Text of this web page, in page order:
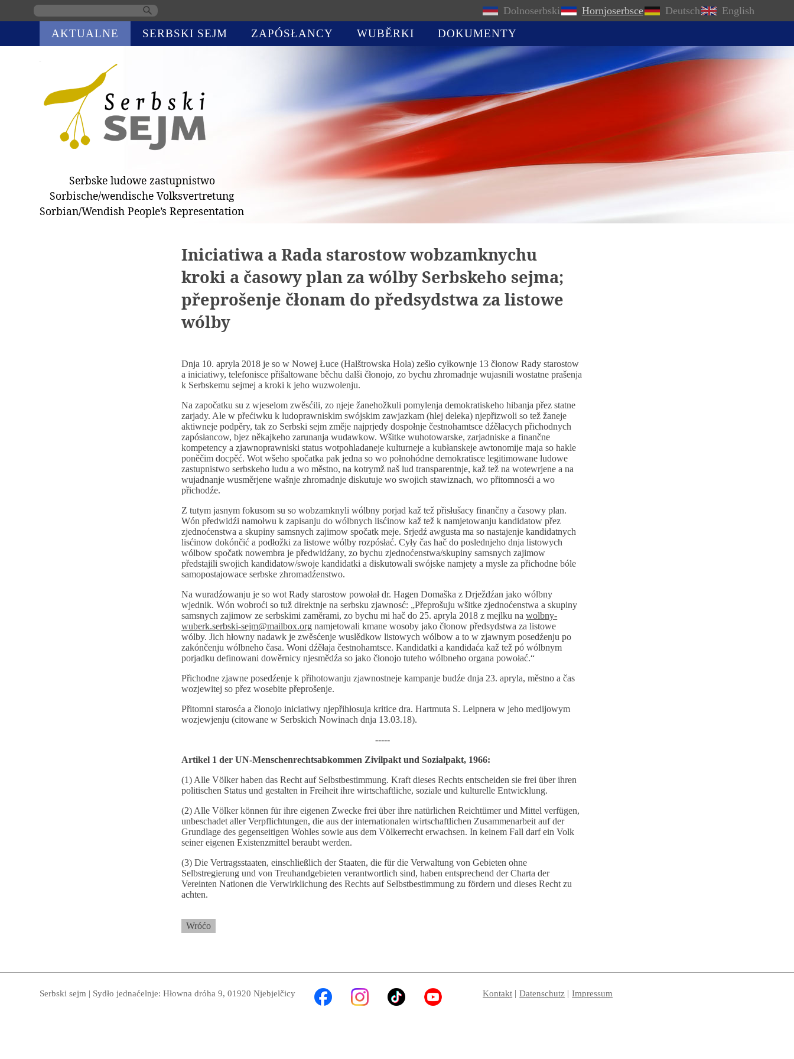
Dolnoserbski Hornjoserbsce Deutsch English
navigation
AKTUALNE SERBSKI SEJM ZAPÓSŁANCY WUBĚRKI DOKUMENTY
Serbske ludowe zastupnistwo
Sorbische/wendische Volksvertretung
Sorbian/Wendish People’s Representation
Iniciatiwa a Rada starostow wobzamknychu
kroki a časowy plan za wólby Serbskeho sejma;
přeprošenje čłonam do předsydstwa za listowe
wólby
Dnja 10. apryla 2018 je so w Nowej Łuce (Halštrowska Hola) zešło cyłkownje 13 čłonow Rady starostow
a iniciatiwy, telefonisce přišaltowane běchu dalši čłonojo, zo bychu zhromadnje wujasnili wostatne prašenja
k Serbskemu sejmej a kroki k jeho wuzwolenju.
Na započatku su z wjeselom zwěsćili, zo njeje žanehožkuli pomylenja demokratiskeho hibanja přez statne
zarjady. Ale w přećiwku k ludoprawniskim swójskim zawjazkam (hlej deleka) njepřizwoli so tež žaneje
aktiwneje podpěry, tak zo Serbski sejm změje najprjedy dospołnje čestnohamtsce dźěłacych přichodnych
zapósłancow, bjez někajkeho zarunanja wudawkow. Wšitke wuhotowarske, zarjadniske a finančne
kompetency a zjawnoprawniski status wotpohladaneje kulturneje a kubłanskeje awtonomije maja so hakle
poněčim docpěć. Wot wšeho spočatka pak jedna so wo połnohódne demokratisce legitimowane ludowe
zastupnistwo serbskeho ludu a wo městno, na kotrymž naš lud transparentnje, kaž tež na wotewrjene a na
wujadnanje wusměrjene wašnje zhromadnje diskutuje wo swojich stawiznach, wo přitomnosći a wo
přichodźe.
Z tutym jasnym fokusom su so wobzamknyli wólbny porjad kaž tež přisłušacy finančny a časowy plan.
Wón předwidźi namołwu k zapisanju do wólbnych lisćinow kaž tež k namjetowanju kandidatow přez
zjednoćenstwa a skupiny samsnych zajimow spočatk meje. Srjedź awgusta ma so nastajenje kandidatnych
lisćinow dokónčić a podłožki za listowe wólby rozpósłać. Cyły čas hač do poslednjeho dnja listowych
wólbow spočatk nowembra je předwidźany, zo bychu zjednoćenstwa/skupiny samsnych zajimow
předstajili swojich kandidatow/swoje kandidatki a diskutowali swójske namjety a mysle za přichodne bóle
samopostajowace serbske zhromadźenstwo.
Na wuradźowanju je so wot Rady starostow powołał dr. Hagen Domaška z Drježdźan jako wólbny
wjednik. Wón wobroći so tuž direktnje na serbsku zjawnosć: „Přeprošuju wšitke zjednoćenstwa a skupiny
samsnych zajimow ze serbskimi zaměrami, zo bychu mi hač do 25. apryla 2018 z mejlku nawolbny-
wuberk.serbski-sejm@mailbox.org namjetowali kmane wosoby jako čłonow předsydstwa za listowe
wólby. Jich hłowny nadawk je zwěsćenje wuslědkow listowych wólbow a to w zjawnym posedźenju po
zakónčenju wólbneho časa. Woni dźěłaja čestnohamtsce. Kandidatki a kandidaća kaž tež pó wólbnym
porjadku definowani dowěrnicy njesmědźa so jako čłonojo tuteho wólbneho organa powołać.“
Přichodne zjawne posedźenje k přihotowanju zjawnostneje kampanje budźe dnja 23. apryla, městno a čas
wozjewitej so přez wosebite přeprošenje.
Přitomni starosća a čłonojo iniciatiwy njepřihłosuja kritice dra. Hartmuta S. Leipnera w jeho medijowym
wozjewjenju (citowane w Serbskich Nowinach dnja 13.03.18).
-----
Artikel 1 der UN-Menschenrechtsabkommen Zivilpakt und Sozialpakt, 1966:
(1) Alle Völker haben das Recht auf Selbstbestimmung. Kraft dieses Rechts entscheiden sie frei über ihren
politischen Status und gestalten in Freiheit ihre wirtschaftliche, soziale und kulturelle Entwicklung.
(2) Alle Völker können für ihre eigenen Zwecke frei über ihre natürlichen Reichtümer und Mittel verfügen,
unbeschadet aller Verpflichtungen, die aus der internationalen wirtschaftlichen Zusammenarbeit auf der
Grundlage des gegenseitigen Wohles sowie aus dem Völkerrecht erwachsen. In keinem Fall darf ein Volk
seiner eigenen Existenzmittel beraubt werden.
(3) Die Vertragsstaaten, einschließlich der Staaten, die für die Verwaltung von Gebieten ohne
Selbstregierung und von Treuhandgebieten verantwortlich sind, haben entsprechend der Charta der
Vereinten Nationen die Verwirklichung des Rechts auf Selbstbestimmung zu fördern und dieses Recht zu
achten.
Wróćo
Serbski sejm | Sydło jednaćelnje: Hłowna dróha 9, 01920 Njebjelčicy Kontakt Datenschutz Impressum